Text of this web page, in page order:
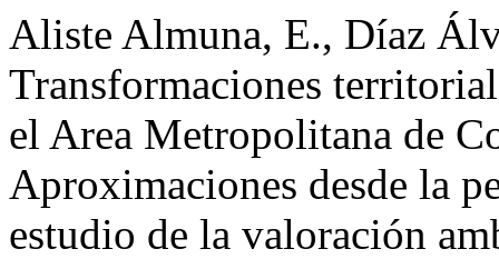
Aliste Almuna, E., Díaz
Transformaciones
el Area Metropolitana de
Aproximaciones desde la
estudio de la valoración